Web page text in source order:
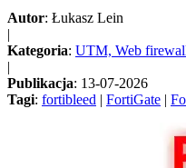
Autor: Łukasz Lein
|
Kategoria: UTM, Web
|
Publikacja: 13-07-2026
Tagi: fortibleed | FortiGate |